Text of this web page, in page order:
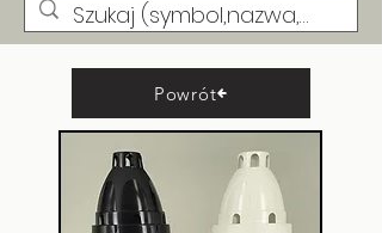
Powrót
Lampion Kwadracik
Cyrkonia